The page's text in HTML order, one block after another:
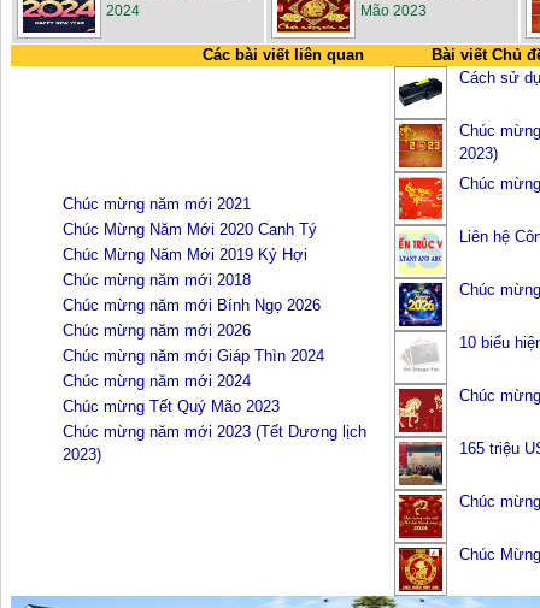
2024
Mão 2023
Các bài viết liên quan Bài viết Chủ
Chúc mừng năm mới 2021
Chúc Mừng Năm Mới 2020 Canh Tý
Chúc Mừng Năm Mới 2019 Kỷ Hợi
Chúc mừng năm mới 2018
Chúc mừng năm mới Bính Ngọ 2026
Chúc mừng năm mới 2026
Chúc mừng năm mới Giáp Thìn 2024
Chúc mừng năm mới 2024
Chúc mừng Tết Quý Mão 2023
Chúc mừng năm mới 2023 (Tết Dương lịch
2023)
Cách sử
Chúc
2023)
Chúc
Liên hệ
Chúc
10 biểu
Chúc
165 triệu
Chúc
Chúc